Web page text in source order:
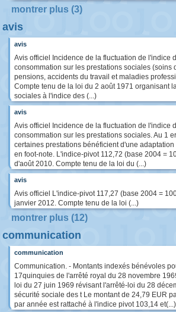
montrer plus (3)
avis
avis
Avis officiel Incidence de la fluctuation de l'indice
consommation sur les prestations sociales (soins
pensions, accidents du travail et maladies
Compte tenu de la loi du 2 août 1971 organisant
sociales à l'indice des (...)
avis
Avis officiel Incidence de la fluctuation de l'indice
consommation sur les prestations sociales. Au 1
certaines prestations bénéficient d'une
en foot-note. L'indice-pivot 112,72 (base 2004 =
d'août 2010. Compte tenu de la loi du (...)
avis
Avis officiel L'indice-pivot 117,27 (base 2004 =
janvier 2012. Compte tenu de la loi (...)
montrer plus (12)
communication
communication
Communication. - Montants indexés bénévoles
17quinquies de l'arrêté royal du 28 novembre
loi du 27 juin 1969 révisant l'arrêté-loi du 28
sécurité sociale des t Le montant de 24,79 EUR
par année est rattaché à l'indice pivot 103,14 et(...)